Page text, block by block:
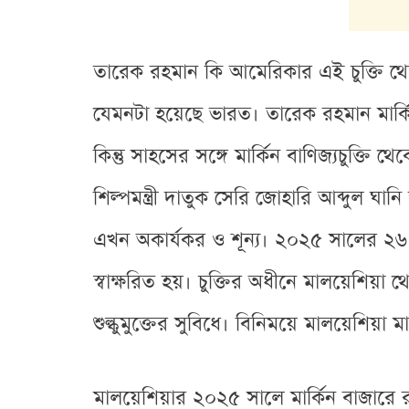
তারেক রহমান কি আমেরিকার এই চুক্তি
যেমনটা হয়েছে ভারত। তারেক রহমান
কিন্তু সাহসের সঙ্গে মার্কিন
শিল্পমন্ত্রী দাতুক সেরি জোহারি আব্দুল
এখন অকার্যকর ও শূন্য। ২০২৫ সালের ২৬
স্বাক্ষরিত হয়। চুক্তির অধীনে
শুল্কুমুক্তের সুবিধে। বিনিময়ে মালয়েশিয়া
মালয়েশিয়ার ২০২৫ সালে মার্কিন